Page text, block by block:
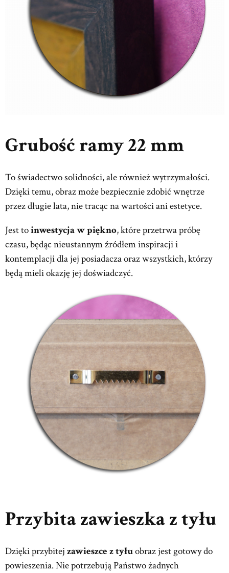
Grubość ramy 22 mm
To świadectwo solidności, ale również wytrzymałości.
Dzięki temu, obraz może bezpiecznie zdobić wnętrze
przez długie lata, nie tracąc na wartości ani estetyce.
Jest toinwestycja w piękno, które przetrwa próbę
czasu, będąc nieustannym źródłem inspiracji i
kontemplacji dla jej posiadacza oraz wszystkich, którzy
będą mieli okazję jej doświadczyć.
Przybita zawieszka z tyłu
Dzięki przybitej zawieszce z tyłuobraz jest gotowy do
powieszenia. Nie potrzebują Państwo żadnych